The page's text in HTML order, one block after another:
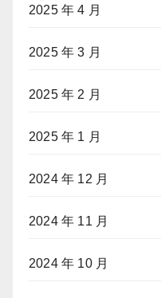
2025 年 4 月
2025 年 3 月
2025 年 2 月
2025 年 1 月
2024 年 12 月
2024 年 11 月
2024 年 10 月